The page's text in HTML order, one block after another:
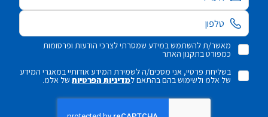
מאשר/ת להשתמש במידע שמסרתי לצרכי הודעות ופרסומות
כמפורט בתקנון האתר
בשליחת פרטיי, אני מסכים/ה לשמירת המידע אודותיי במאגרי המידע
של אלמ ולשימוש בהם בהתאם למדיניות הפרטיותשל אלמ.